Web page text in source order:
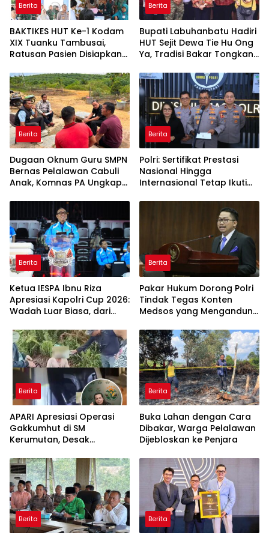
Berita
BAKTIKES HUT Ke-1 Kodam
XIX Tuanku Tambusai,
Ratusan Pasien Disiapkan
Berita
Bupati Labuhanbatu Hadiri
HUT Sejit Dewa Tie Hu Ong
Ya, Tradisi Bakar Tongkang
Berita
Dugaan Oknum Guru SMPN
Bernas Pelalawan Cabuli
Anak, Komnas PA Ungkap
Polres Sejak Juli
Berita
Polri: Sertifikat Prestasi
Nasional Hingga
Internasional Tetap Ikuti
Rekrutmen Polri
Berita
Ketua IESPA Ibnu Riza
Apresiasi Kapolri Cup 2026:
Wadah Luar Biasa, dari
Nasional
Berita
Pakar Hukum Dorong Polri
Tindak Tegas Konten
Medsos yang Mengandung
Berita
APARI Apresiasi Operasi
Gakkumhut di SM
Kerumutan, Desak
Jaringan Pembalak Liar
Berita
Buka Lahan dengan Cara
Dibakar, Warga Pelalawan
Dijebloskan ke Penjara
Berita Berita